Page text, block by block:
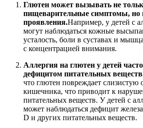
Глютен может вызывать не
пищеварительные симптомы,
проявления.Например, у детей с
могут наблюдаться кожные
усталость, боли в суставах и
с концентрацией внимания.
Аллергия на глютен у детей
дефицитом питательных
что глютен повреждает слизистую
кишечника, что приводит к
питательных веществ. У детей с
может наблюдаться дефицит
D и других питательных веществ.